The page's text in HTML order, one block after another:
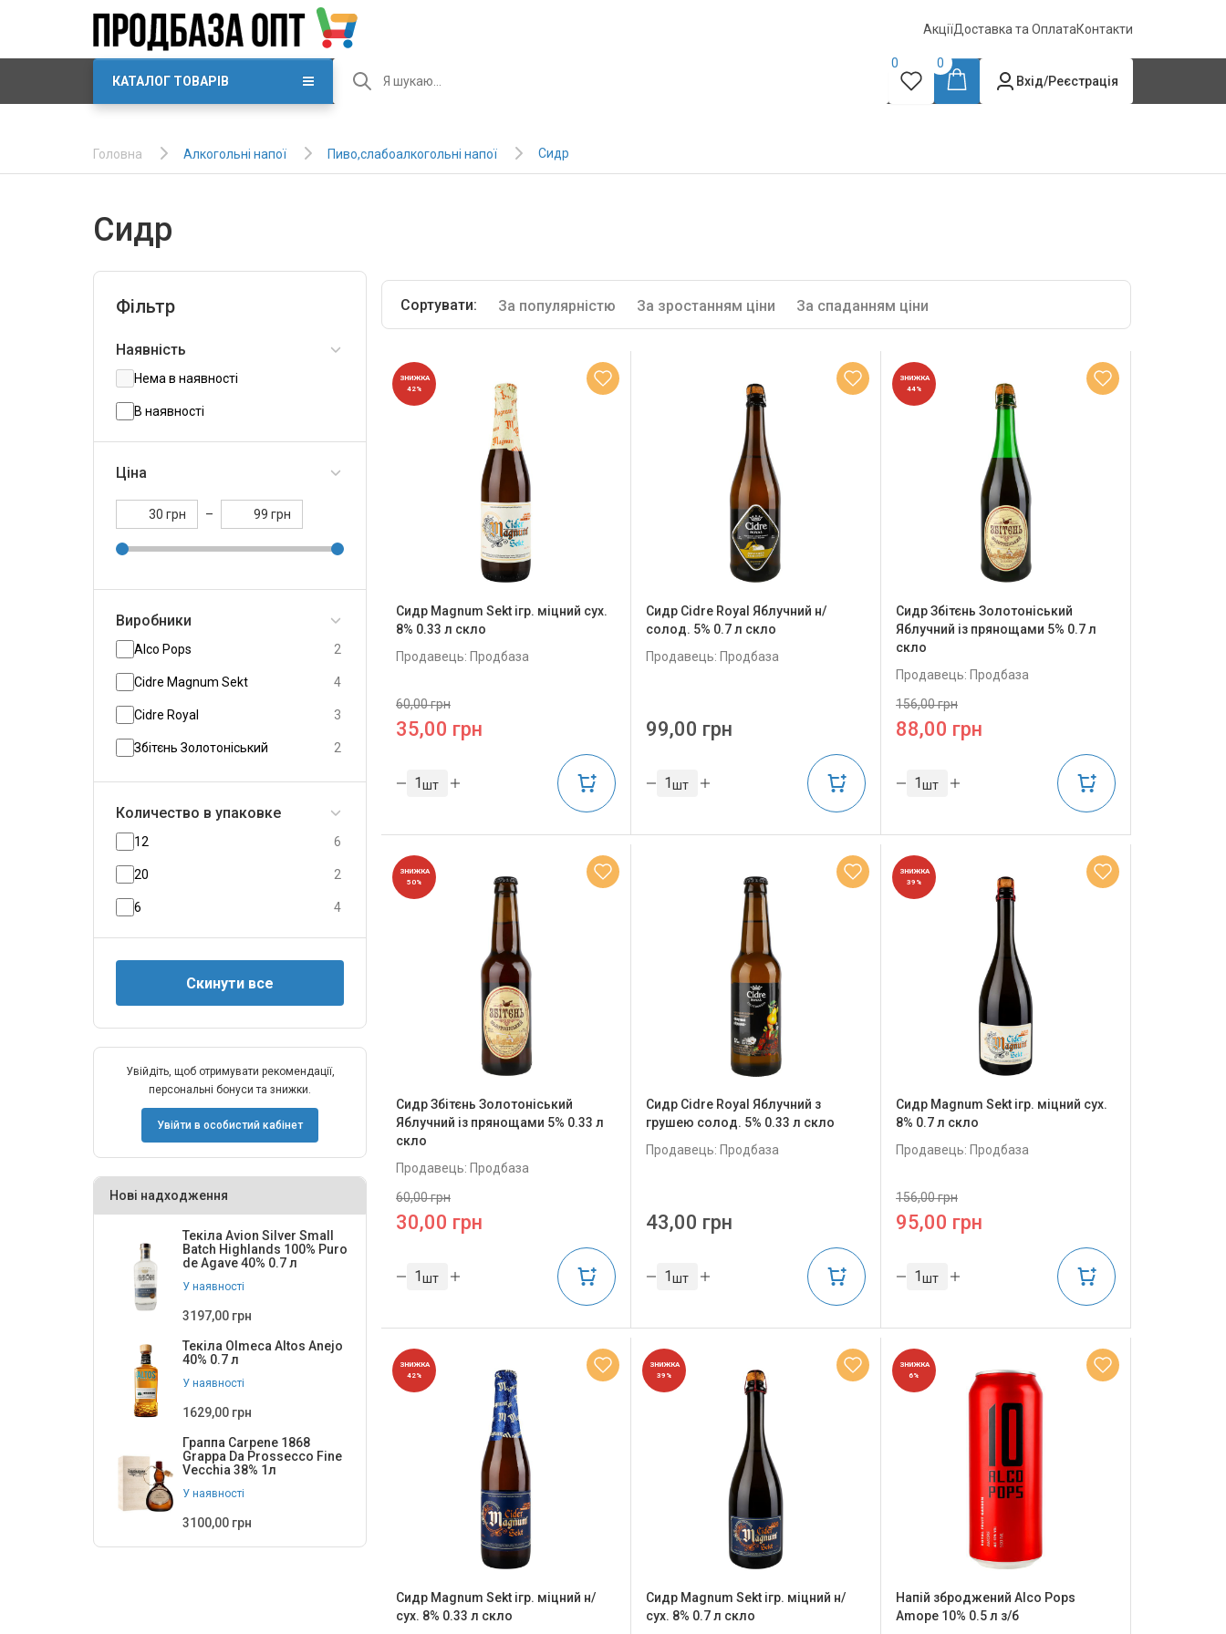
АкціїДоставка та ОплатаКонтакти
КАТАЛОГ ТОВАРІВ
0
0
Вхід/Реєстрація
Головна Алкогольні напої Пиво,слабоалкогольні напої Сидр
Сидр
Фільтр
Наявність
Нема в наявності
В наявності
Ціна
грн – грн
Виробники
Alco Pops 2
Cidre Magnum Sekt 4
Cidre Royal 3
Збітєнь Золотоніський 2
Пані Вишня 1
Количество в упаковке
12 6
20 2
6 4
Увійдіть, щоб отримувати рекомендації,
персональні бонуси та знижки.
Увійти в особистий кабінет
Нові надходження
Текіла Avion Silver Small
Batch Highlands 100% Puro
de Agave 40% 0.7 л
У наявності
3197,00 грн
Текіла Olmeca Altos Anejo
40% 0.7 л
У наявності
1629,00 грн
Граппа Carpene 1868
Grappa Da Prossecco Fine
Vecchia 38% 1л
У наявності
3100,00 грн
Сортувати: За популярністю За зростанням ціни За спаданням ціни
ЗНИЖКА
42%
Сидр Magnum Sekt ігр. міцний сух.
8% 0.33 л скло
Продавець: Продбаза
60,00 грн
35,00 грн
шт
Сидр Cidre Royal Яблучний н/
солод. 5% 0.7 л скло
Продавець: Продбаза
99,00 грн
шт
ЗНИЖКА
44%
Сидр Збітєнь Золотоніський
Яблучний із прянощами 5% 0.7 л
скло
Продавець: Продбаза
156,00 грн
88,00 грн
шт
ЗНИЖКА
50%
Сидр Збітєнь Золотоніський
Яблучний із прянощами 5% 0.33 л
скло
Продавець: Продбаза
60,00 грн
30,00 грн
шт
Сидр Cidre Royal Яблучний з
грушею солод. 5% 0.33 л скло
Продавець: Продбаза
43,00 грн
шт
ЗНИЖКА
39%
Сидр Magnum Sekt ігр. міцний сух.
8% 0.7 л скло
Продавець: Продбаза
156,00 грн
95,00 грн
шт
ЗНИЖКА
42%
Сидр Magnum Sekt ігр. міцний н/
сух. 8% 0.33 л скло
ЗНИЖКА
39%
Сидр Magnum Sekt ігр. міцний н/
сух. 8% 0.7 л скло
ЗНИЖКА
6%
Напій зброджений Alco Pops
Amope 10% 0.5 л з/б